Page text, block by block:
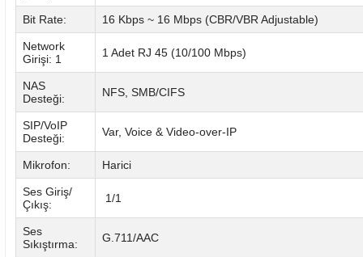
Bit Rate: 16 Kbps ~ 16 Mbps (CBR/VBR Adjustable)
Network
Girişi: 1
1 Adet RJ 45 (10/100 Mbps)
NAS
Desteği:
NFS, SMB/CIFS
SIP/VoIP
Desteği:
Var, Voice & Video-over-IP
Mikrofon: Harici
Ses Giriş/
Çıkış:
1/1
Ses
Sıkıştırma:
G.711/AAC